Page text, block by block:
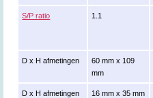
S/P ratio 1.1
D x H afmetingen
60 mm x 109
mm
D x H afmetingen
16 mm x 35 mm